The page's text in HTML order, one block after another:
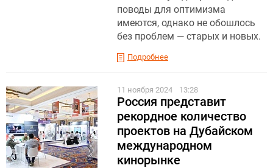
поводы для оптимизма
имеются, однако не обошлось
без проблем — старых и новых.
Подробнее
11 ноября 2024 13:28
Россия представит
рекордное количество
проектов на Дубайском
международном
кинорынке